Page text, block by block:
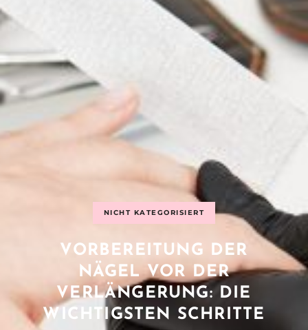
NICHT KATEGORISIERT
VORBEREITUNG DER
NÄGEL VOR DER
VERLÄNGERUNG: DIE
WICHTIGSTEN SCHRITTE